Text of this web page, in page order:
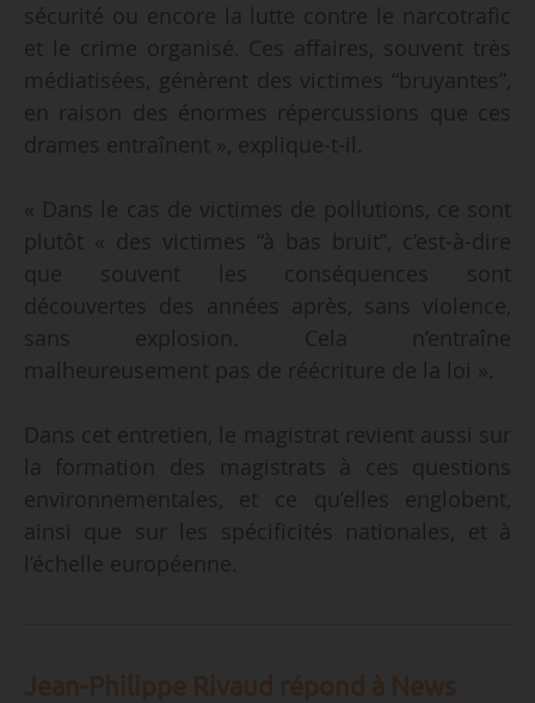
sécurité ou encore la lutte contre le narcotrafic
et le crime organisé. Ces affaires, souvent très
médiatisées, génèrent des victimes “bruyantes”,
en raison des énormes répercussions que ces
drames entraînent », explique-t-il.
« Dans le cas de victimes de pollutions, ce sont
plutôt « des victimes “à bas bruit”, c’est-à-dire
que souvent les conséquences sont
découvertes des années après, sans violence,
sans explosion. Cela n’entraîne
malheureusement pas de réécriture de la loi ».
Dans cet entretien, le magistrat revient aussi sur
la formation des magistrats à ces questions
environnementales, et ce qu’elles englobent,
ainsi que sur les spécificités nationales, et à
l’échelle européenne.